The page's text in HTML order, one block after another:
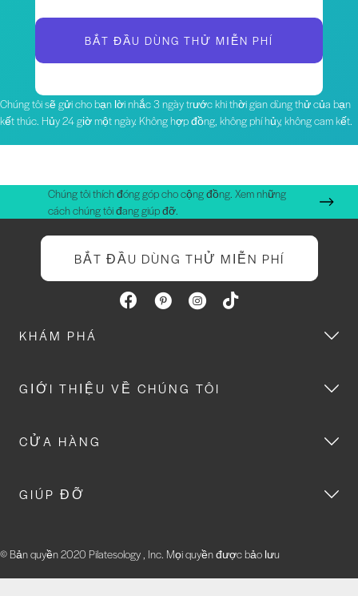
BẮT ĐẦU DÙNG THỬ MIỄN PHÍ
Chúng tôi sẽ gửi cho bạn lời nhắc 3 ngày trước khi thời gian dùng thử của bạn
kết thúc. Hủy 24 giờ một ngày. Không hợp đồng, không phí hủy, không cam kết.
Chúng tôi thích đóng góp cho cộng đồng. Xem những
cách chúng tôi đang giúp đỡ.
BẮT ĐẦU DÙNG THỬ MIỄN PHÍ
KHÁM PHÁ
GIỚI THIỆU VỀ CHÚNG TÔI
CỬA HÀNG
GIÚP ĐỠ
© Bản quyền 2020 Pilatesology , Inc. Mọi quyền được bảo lưu